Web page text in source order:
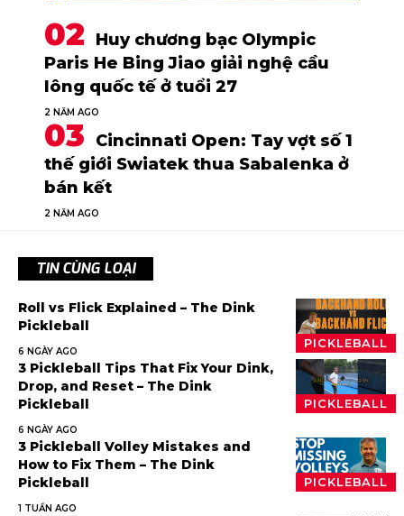
Huy chương bạc Olympic
Paris He Bing Jiao giải nghệ cầu
lông quốc tế ở tuổi 27
2 NĂM AGO
Cincinnati Open: Tay vợt số 1
thế giới Swiatek thua Sabalenka ở
bán kết
2 NĂM AGO
TIN CÙNG LOẠI
PICKLEBALL
Roll vs Flick Explained – The Dink
Pickleball
6 NGÀY AGO
PICKLEBALL
3 Pickleball Tips That Fix Your Dink,
Drop, and Reset – The Dink
Pickleball
6 NGÀY AGO
PICKLEBALL
3 Pickleball Volley Mistakes and
How to Fix Them – The Dink
Pickleball
1 TUẦN AGO